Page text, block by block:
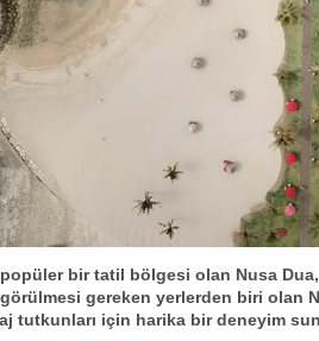
bir tatil bölgesi olan Nusa
gereken yerlerden biri olan
tutkunları için harika bir deneyim